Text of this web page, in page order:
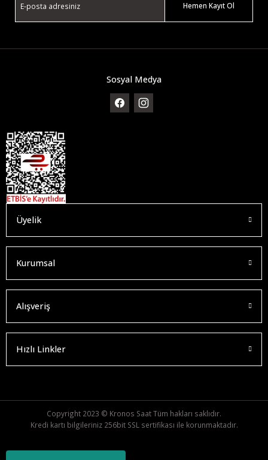
Hemen Kayıt Ol
Sosyal Medya
Üyelik
Kurumsal
Alışveriş
Hızlı Linkler
Copyright 2023 © Kronos Saat Tüm hakları saklıdır.
Kredi kartı bilgileriniz 256bit SSL sertifikası ile korunmaktadır.